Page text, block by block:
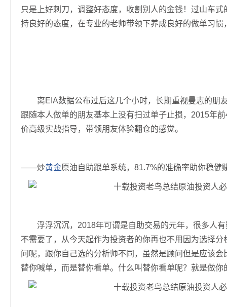
只是上好刺刀，调整好态度，收割别人的金钱！过山车
持良好的态度，在专业的老师带领下养成良好的做单习惯
离EIA数据公布过后这几个小时，长期重视曼志的朋
跟随本人做单的朋友基本上没有扫过单子止损，2015年
价高级实战指导，带领朋友体验翻仓的感觉。
——炒黄金原油自助跟单系统，81.7%的准确率助你稳健
浮浮沉沉，2018年可谓是自助交易的元年，很多人有
不需要了，从今天起作为投资者的你再也不用因为选择
问呢，跟你自己选的分析师不同，虽然是顾问但是应该
替你喊单，而是替你看单。什么叫替你看单呢？就是做